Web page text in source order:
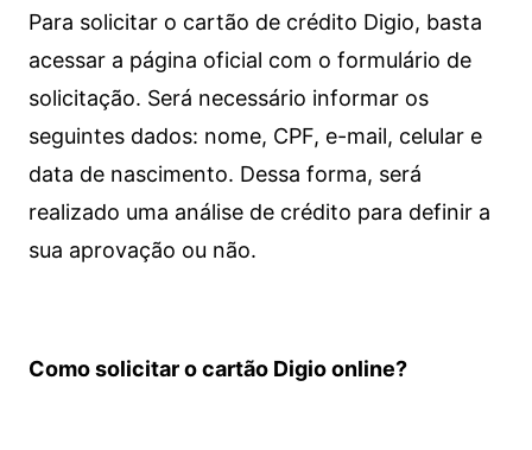
Para solicitar o cartão de crédito Digio, basta
acessar a página oficial com o formulário de
solicitação. Será necessário informar os
seguintes dados: nome, CPF, e-mail, celular e
data de nascimento. Dessa forma, será
realizado uma análise de crédito para definir a
sua aprovação ou não.
Como solicitar o cartão Digio online?